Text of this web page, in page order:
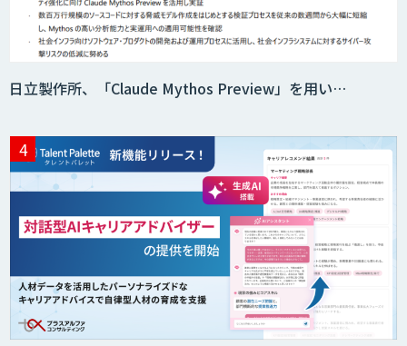
日立製作所、「Claude Mythos Preview」を用い…